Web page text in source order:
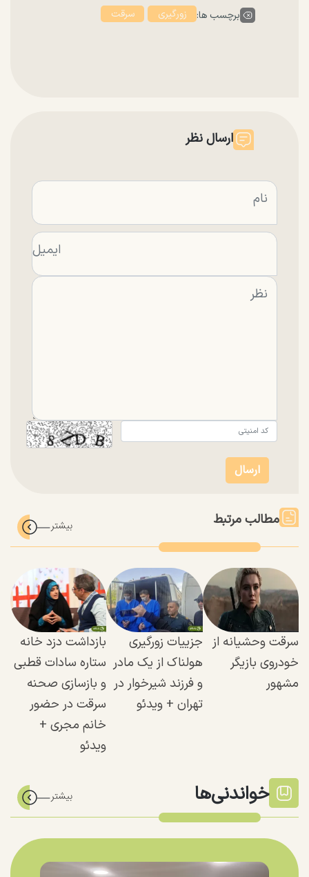
برچسب ها: زورگیری سرقت
ارسال نظر
مطالب مرتبط
سرقت وحشیانه از
خودروی بازیگر
مشهور
جزییات زورگیری
هولناک از یک مادر
و فرزند شیرخوار در
تهران + ویدئو
بازداشت دزد خانه
ستاره سادات قطبی
و بازسازی صحنه
سرقت در حضور
خانم مجری +
ویدئو
خواندنی‌ها